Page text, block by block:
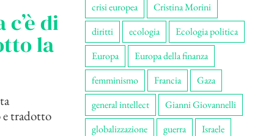
di
la
e tradotto
crisi europea
Cristina Morini
diritti
ecologia
Ecologia politica
Europa
Europa della finanza
femminismo
Francia
Gaza
general intellect
Gianni Giovannelli
globalizzazione
guerra
Israele